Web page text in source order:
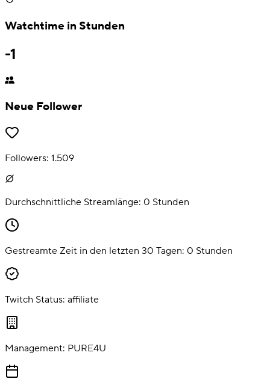
Watchtime in Stunden
-1
Neue Follower
Followers: 1.509
Durchschnittliche Streamlänge: 0 Stunden
Gestreamte Zeit in den letzten 30 Tagen: 0 Stunden
Twitch Status: affiliate
Management: PURE4U